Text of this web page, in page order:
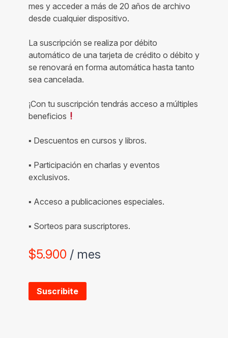
mes y acceder a más de 20 años de archivo
desde cualquier dispositivo.
La suscripción se realiza por débito
automático de una tarjeta de crédito o débito y
se renovará en forma automática hasta tanto
sea cancelada.
¡Con tu suscripción tendrás acceso a múltiples
beneficios
▪ Descuentos en cursos y libros.
▪ Participación en charlas y eventos
exclusivos.
▪ Acceso a publicaciones especiales.
▪ Sorteos para suscriptores.
$5.900 / mes
Suscribite